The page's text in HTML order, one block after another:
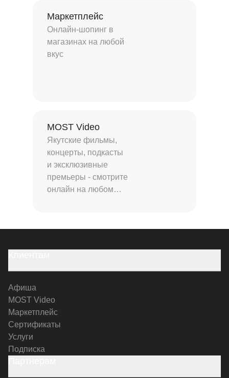
Маркетплейс
Онлайн-шопинг в
магазинах на любой
вкус
MOST Video
Якутские фильмы,
концерты, подкасты
и эксклюзивные
премьеры - смотрите
онлайн на любом
Афиша
MOST Video
Маркетплейс
Сертификаты
Услуги
Подписка